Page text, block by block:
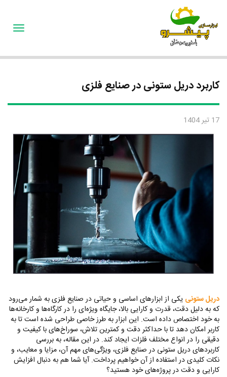
کاربرد دریل ستونی در صنایع فلزی
17 تیر 1404
دریل ستونی یکی از ابزارهای اساسی و حیاتی در صنایع فلزی به شمار می‌رود
که به دلیل دقت، قدرت و کارایی بالا، جایگاه ویژه‌ای را در کارگاه‌ها و کارخانه‌ها
به خود اختصاص داده است. این ابزار به طرز خاصی طراحی شده است تا به
کاربر امکان دهد تا با حداکثر دقت و کمترین تلاش، سوراخ‌های با کیفیت و
دقیقی را در انواع مختلف فلزات ایجاد کند. در این مقاله، به بررسی
کاربردهای دریل ستونی در صنایع فلزی، ویژگی‌های مهم آن، مزایا و معایب، و
نکات کلیدی در استفاده از آن خواهیم پرداخت. آیا شما هم به دنبال افزایش
کارایی و دقت در پروژه‌های خود هستید؟